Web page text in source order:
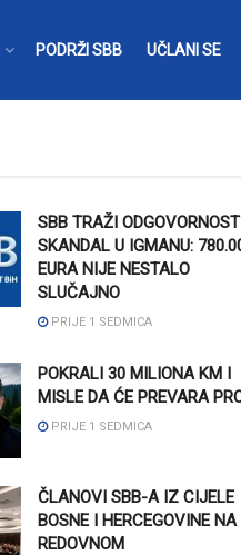
PODRŽI SBB UČLANI SE
SBB TRAŽI
SKANDAL U IGMANU:
EURA NIJE NESTALO
SLUČAJNO
PRIJE 1 SEDMICA
POKRALI 30 MILIONA KM I
MISLE DA ĆE PREVARA
PRIJE 1 SEDMICA
ČLANOVI SBB-A IZ CIJELE
BOSNE I HERCEGOVINE NA
REDOVNOM